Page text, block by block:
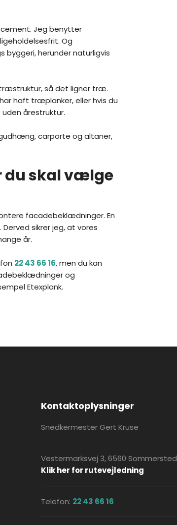
Jeg benytter
Og
herunder naturligvis
så det ligner træ.
haft træplanker, eller hvis du
årestruktur.
carporte og altaner,
du skal vælge
facadebeklædninger. En
sikrer jeg, at vores
år.
22 43 66 16, men du kan
og
Etexplank.
Kontakt​oplysninger
​Snedkermester Gert Kruse​
Vestermarksvej 3, 6560 Sommersted
Klik her for rutevejledning
Telefon: 22 43 66 16